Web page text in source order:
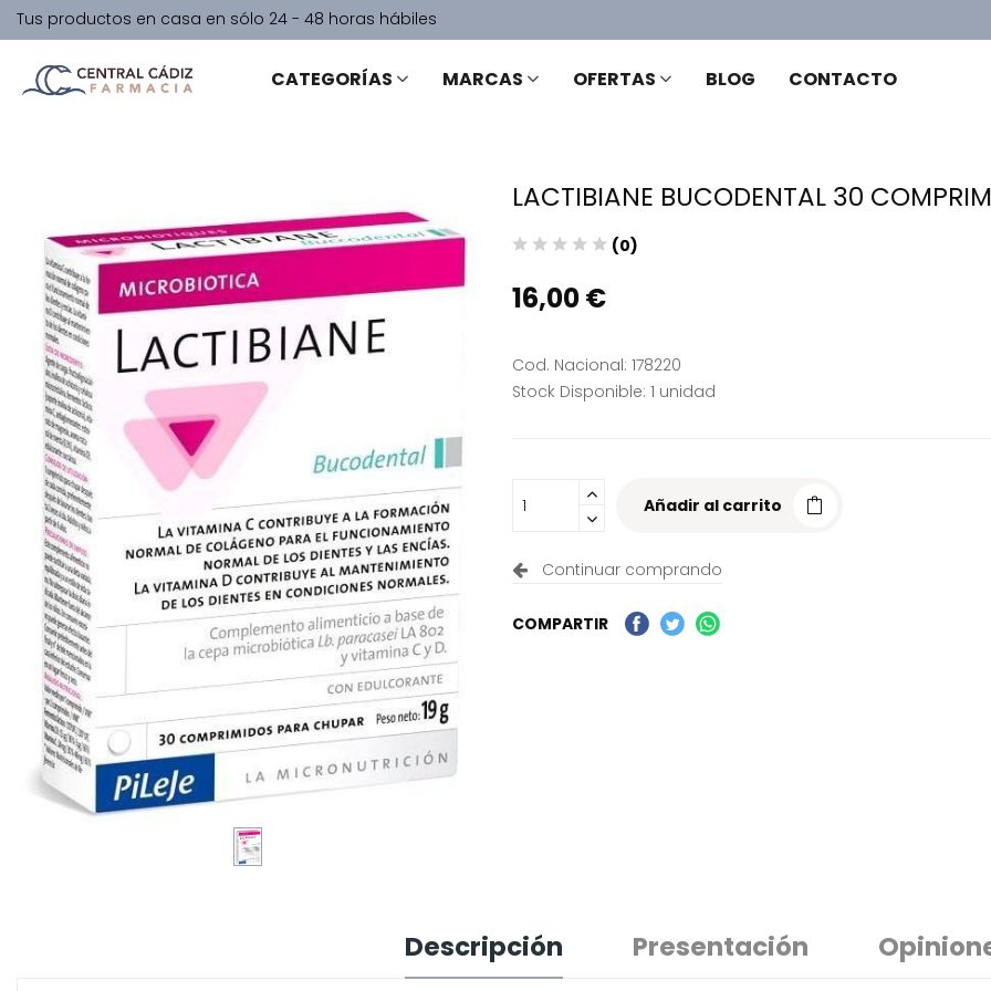
Tus productos en casa en sólo 24 - 48 horas hábiles
CATEGORÍAS MARCAS OFERTAS BLOG CONTACTO
LACTIBIANE BUCODENTAL 30
(0)
16,00 €
Cod. Nacional: 178220
Stock Disponible: 1 unidad
Añadir al carrito
Continuar comprando
COMPARTIR
Descripción Presentación